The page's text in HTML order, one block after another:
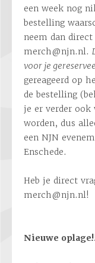
een week nog
bestelling
neem dan
merch@njn.nl.
voor je
gereageerd op
de bestelling
je er verder ook
worden, dus
een NJN
Enschede.
Heb je direct
merch@njn.nl!
Nieuwe